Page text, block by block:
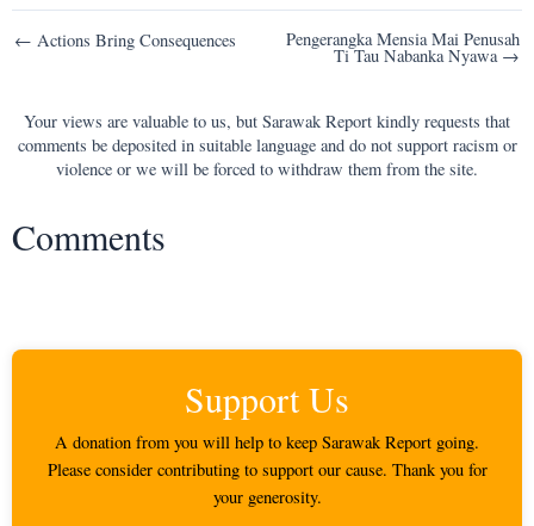
Post
← Actions Bring Consequences Pengerangka Mensia Mai Penusah
Ti Tau Nabanka Nyawa →
Your views are valuable to us, but Sarawak Report kindly requests that
comments be deposited in suitable language and do not support racism or
violence or we will be forced to withdraw them from the site.
Comments
Support Us
A donation from you will help to keep Sarawak Report going.
Please consider contributing to support our cause. Thank you for
your generosity.